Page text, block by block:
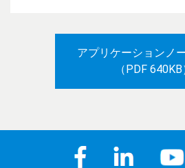
アプリケーションノ
（PDF 640KB